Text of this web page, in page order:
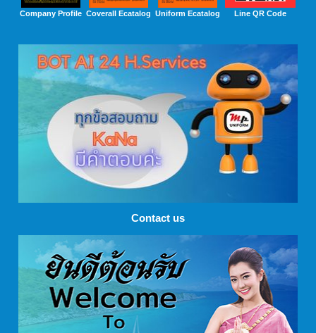
Company Profile Coverall Ecatalog Uniform Ecatalog Line QR Code
Contact us